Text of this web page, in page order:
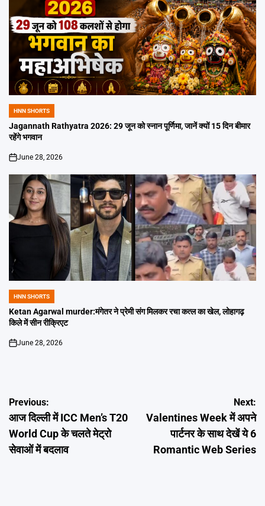
POSTED
IN
HNN SHORTS
Jagannath Rathyatra 2026: 29 जून को स्नान पूर्णिमा, जानें क्यों 15 दिन बीमार
रहेंगे भगवान
on
June 28, 2026
POSTED
IN
HNN SHORTS
Ketan Agarwal murder:मंगेतर ने प्रेमी संग मिलकर रचा कत्ल का खेल, लोहागढ़
किले में सीन रीक्रिएट
on
June 28, 2026
Post
navigation
Previous:
आज दिल्ली में ICC Men’s T20
World Cup के चलते मेट्रो
सेवाओं में बदलाव
Next:
Valentines Week में अपने
पार्टनर के साथ देखें ये 6
Romantic Web Series